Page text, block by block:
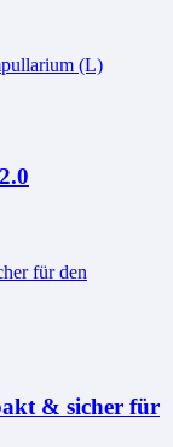
& sicher für